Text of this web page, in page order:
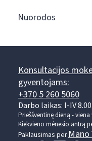
Nuorodos
Konsultacijos
gyventojams:
+370 5 260 5060
Darbo laikas: I-IV
Prieššventinę dieną -
Kiekvieno mėnesio antrą
Paklausimas perMano